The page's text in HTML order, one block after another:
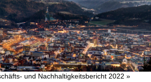
Geschäftsbereiche
Organisation
Jahresabschluss
Konzern
und Nachhaltigkeitsbericht 2022 »